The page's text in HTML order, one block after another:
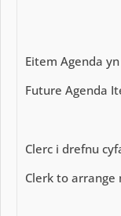
Eitem Agenda
Future Agenda
Clerc i drefnu
Clerk to arrange